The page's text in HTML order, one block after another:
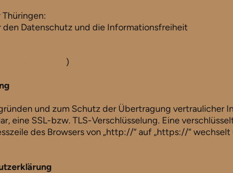
Datenschutz und die Informationsfreiheit
)
und zum Schutz der Übertragung vertraulicher
eine SSL-bzw. TLS-Verschlüsselung. Eine
des Browsers von „http://“ auf „https://“